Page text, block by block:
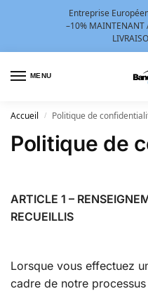
Entreprise
–10% MAINTENANT
MENU
Accueil / Politique de
Politique de
ARTICLE 1 –
RECUEILLIS
Lorsque vous effectuez
cadre de notre